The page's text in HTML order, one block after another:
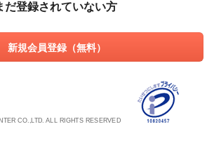
だ登録されていない方
新規会員登録（無料）
CO.,LTD. ALL RIGHTS RESERVED